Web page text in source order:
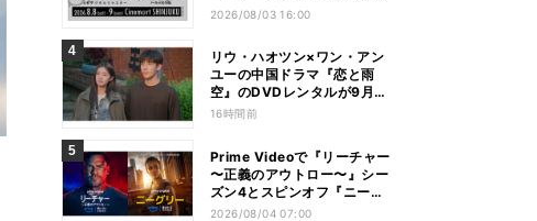
が発表
2026/08/03 16:00
リウ・ハオツン×ワン・アン
ユーの中国ドラマ『恋と雨
空』のDVDレンタルが9月2
日より開始
16時間前
Prime Videoで『リーチャー
〜正義のアウトロー〜』シー
ズン4とスピンオフ『ニーグ
リー』の配信が決定
2026/08/04 07:00